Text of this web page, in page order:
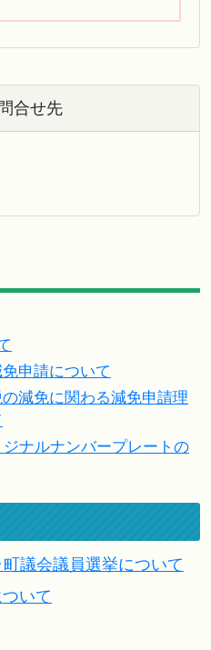
合せ先
申請について
減免に関わる減免申請理
ナルナンバープレートの
町議会議員選挙について
いて